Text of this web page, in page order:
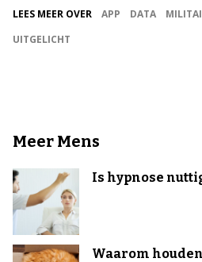
LEES MEER OVER APP DATA
UITGELICHT
Meer Mens
Is hypnose
Waarom